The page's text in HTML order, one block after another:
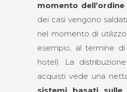
momento dell’ordine
dei casi vengono
nel momento di
esempio, al termine
hotel). La
acquisti vede una